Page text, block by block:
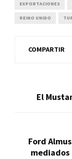
EXPORTACIONES
REINO UNIDO
COMPARTIR
El
Ford
mediados